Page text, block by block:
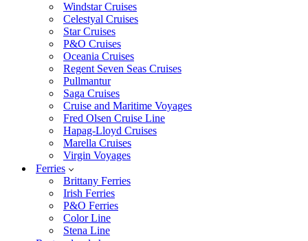
Windstar Cruises
Celestyal Cruises
Star Cruises
P&O Cruises
Oceania Cruises
Regent Seven Seas Cruises
Pullmantur
Saga Cruises
Cruise and Maritime Voyages
Fred Olsen Cruise Line
Hapag-Lloyd Cruises
Marella Cruises
Virgin Voyages
Ferries
Brittany Ferries
Irish Ferries
P&O Ferries
Color Line
Stena Line